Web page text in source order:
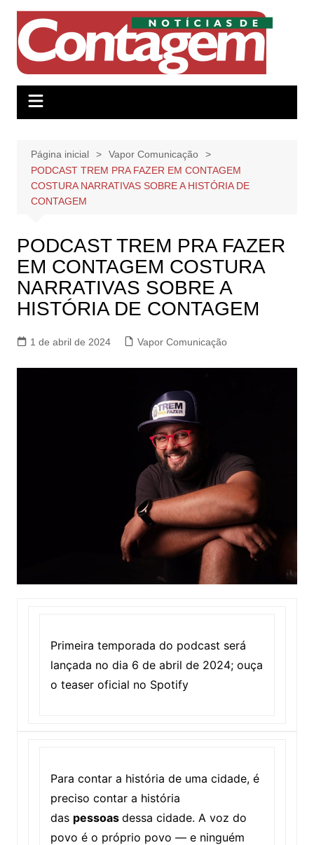
conteúdo
Página inicial
Vapor Comunicação
PODCAST TREM PRA FAZER EM CONTAGEM
COSTURA NARRATIVAS SOBRE A HISTÓRIA DE
CONTAGEM
PODCAST TREM PRA FAZER
EM CONTAGEM COSTURA
NARRATIVAS SOBRE A
HISTÓRIA DE CONTAGEM
1 de abril de 2024 Vapor Comunicação
Primeira temporada do podcast será
lançada no dia 6 de abril de 2024; ouça
o teaser oficial no Spotify
Para contar a história de uma cidade, é
preciso contar a história
das pessoas dessa cidade. A voz do
povo é o próprio povo — e ninguém